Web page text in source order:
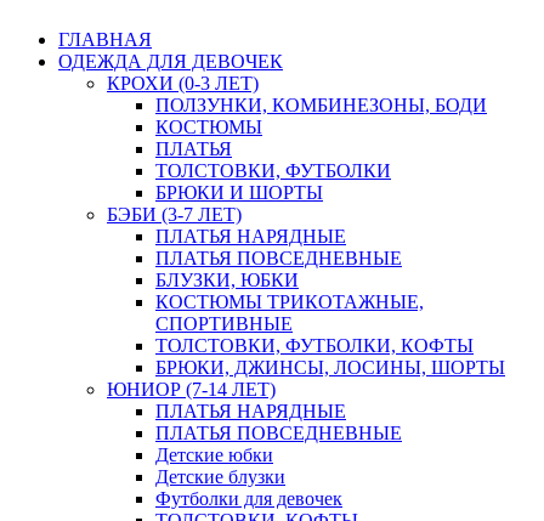
ГЛАВНАЯ
ОДЕЖДА ДЛЯ ДЕВОЧЕК
КРОХИ (0-3 ЛЕТ)
ПОЛЗУНКИ, КОМБИНЕЗОНЫ, БОДИ
КОСТЮМЫ
ПЛАТЬЯ
ТОЛСТОВКИ, ФУТБОЛКИ
БРЮКИ И ШОРТЫ
БЭБИ (3-7 ЛЕТ)
ПЛАТЬЯ НАРЯДНЫЕ
ПЛАТЬЯ ПОВСЕДНЕВНЫЕ
БЛУЗКИ, ЮБКИ
КОСТЮМЫ ТРИКОТАЖНЫЕ,
СПОРТИВНЫЕ
ТОЛСТОВКИ, ФУТБОЛКИ, КОФТЫ
БРЮКИ, ДЖИНСЫ, ЛОСИНЫ, ШОРТЫ
ЮНИОР (7-14 ЛЕТ)
ПЛАТЬЯ НАРЯДНЫЕ
ПЛАТЬЯ ПОВСЕДНЕВНЫЕ
Детские юбки
Детские блузки
Футболки для девочек